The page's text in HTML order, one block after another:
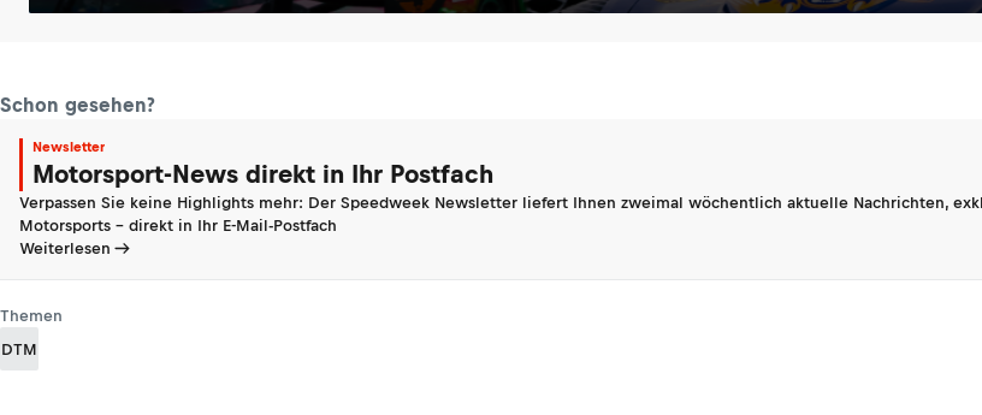
Schon gesehen?
Newsletter
Motorsport-News direkt in Ihr Postfach
Verpassen Sie keine Highlights mehr: Der Speedweek Newsletter liefert Ihnen zweimal wöchentlich aktuelle Nachrichten,
Motorsports - direkt in Ihr E-Mail-Postfach
Weiterlesen
Themen
DTM